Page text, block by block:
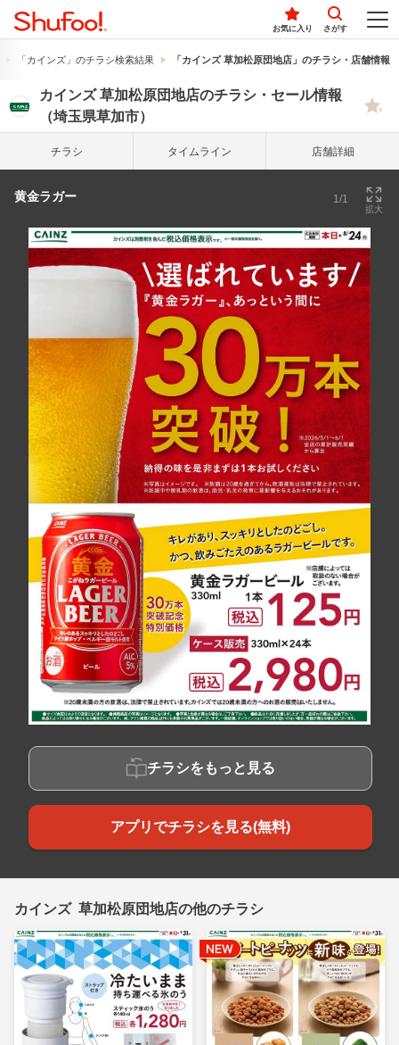
お気に入り さがす
「カインズ」のチラシ検索結果 「カインズ 草加松原団地店」のチラシ・店舗情報
カインズ 草加松原団地店のチラシ・セール情報
（埼玉県草加市）
チラシ タイム ライン 店舗詳細
黄金ラガー 1/1
拡大
チラシをもっと見る
アプリでチラシを見る(無料)
カインズ 草加松原団地店の他のチラシ